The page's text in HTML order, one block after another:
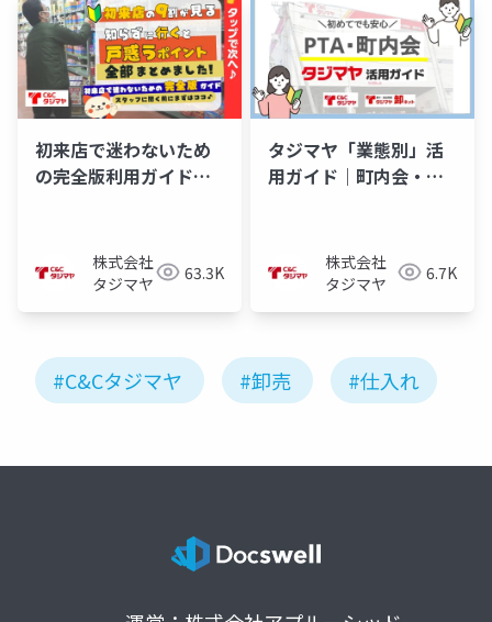
初来店で迷わないため
の完全版利用ガイド
株式会社
タジマヤ
63.3K
タジマヤ「業態別」活
用ガイド｜町内会・
株式会社
タジマヤ
6.7K
#C&Cタジマヤ #卸売 #仕入れ